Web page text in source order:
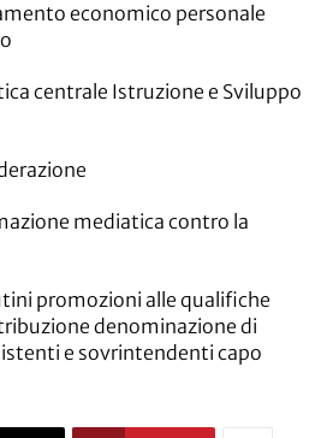
economico personale
centrale Istruzione e Sviluppo
mediatica contro la
promozioni alle qualifiche
denominazione di
e sovrintendenti capo